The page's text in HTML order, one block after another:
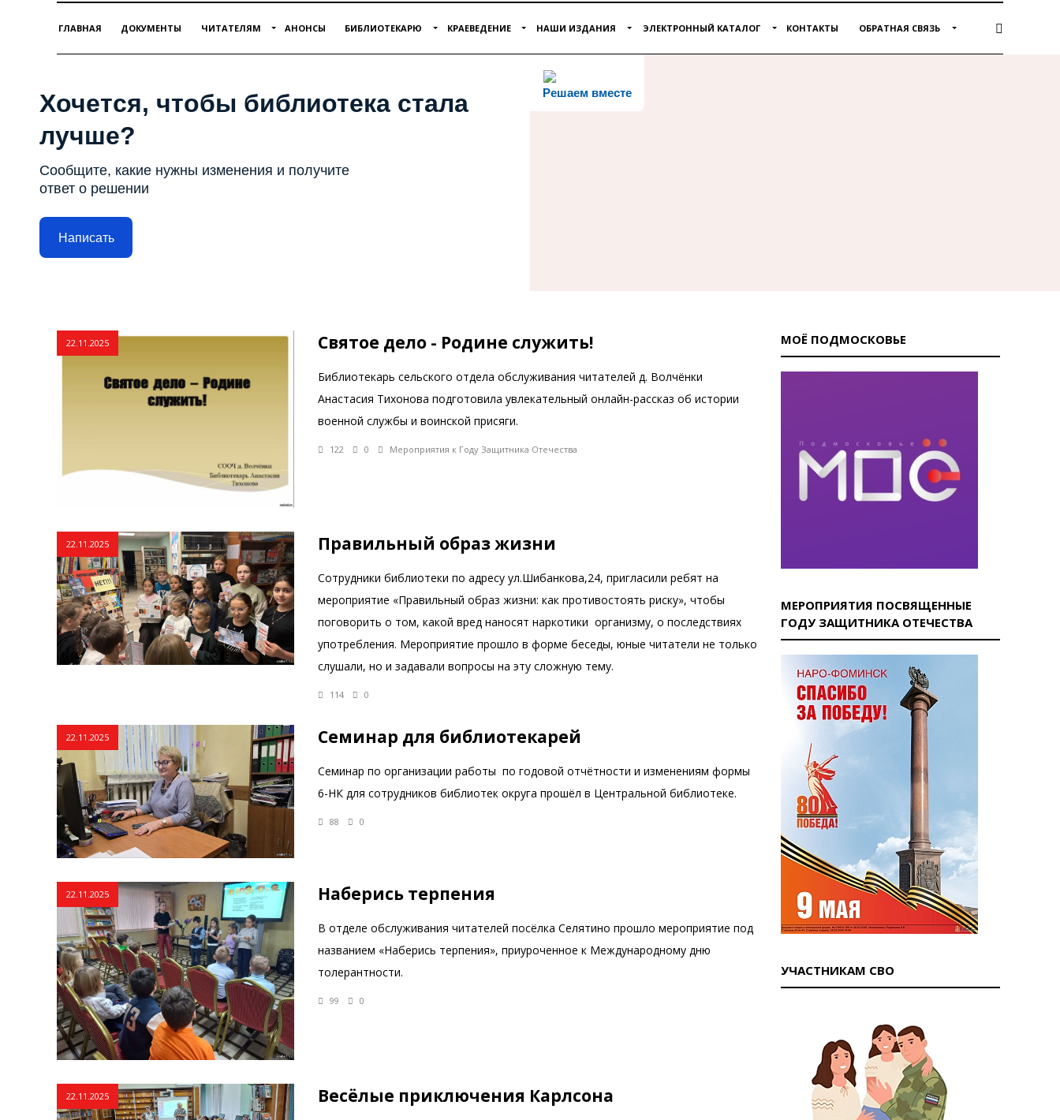
ГЛАВНАЯ ДОКУМЕНТЫ ЧИТАТЕЛЯМ АНОНСЫ БИБЛИОТЕКАРЮ КРАЕВЕДЕНИЕ НАШИ ИЗДАНИЯ ЭЛЕКТРОННЫЙ КАТАЛОГ КОНТАКТЫ ОБРАТНАЯ СВЯЗЬ
Решаем вместе
Хочется, чтобы библиотека стала
лучше?
Сообщите, какие нужны изменения и получите
ответ о решении
Написать
22.11.2025 Святое дело - Родине служить!
Библиотекарь сельского отдела обслуживания читателей д. Волчёнки
Анастасия Тихонова подготовила увлекательный онлайн-рассказ об истории
военной службы и воинской присяги.
122 0 Мероприятия к Году Защитника Отечества
22.11.2025 Правильный образ жизни
Сотрудники библиотеки по адресу ул.Шибанкова,24, пригласили ребят на
мероприятие «Правильный образ жизни: как противостоять риску», чтобы
поговорить о том, какой вред наносят наркотики организму, о последствиях
употребления. Мероприятие прошло в форме беседы, юные читатели не только
слушали, но и задавали вопросы на эту сложную тему.
114 0
22.11.2025 Семинар для библиотекарей
Семинар по организации работы по годовой отчётности и изменениям формы
6-НК для сотрудников библиотек округа прошёл в Центральной библиотеке.
88 0
22.11.2025 Наберись терпения
В отделе обслуживания читателей посёлка Селятино прошло мероприятие под
названием «Наберись терпения», приуроченное к Международному дню
толерантности.
99 0
22.11.2025 Весёлые приключения Карлсона
МОЁ ПОДМОСКОВЬЕ
МЕРОПРИЯТИЯ ПОСВЯЩЕННЫЕ
ГОДУ ЗАЩИТНИКА ОТЕЧЕСТВА
УЧАСТНИКАМ СВО